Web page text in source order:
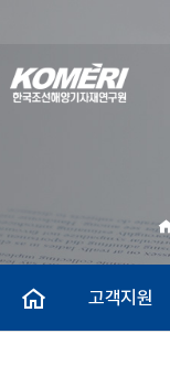
고객지원